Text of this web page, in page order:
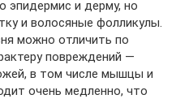
эпидермис и дерму, но
и волосяные фолликулы.
можно отличить по
повреждений —
в том числе мышцы и
очень медленно, что